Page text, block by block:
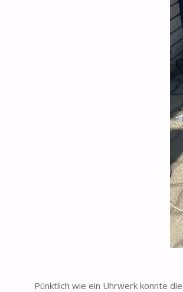
Pünktlich wie ein Uhrwerk konnte